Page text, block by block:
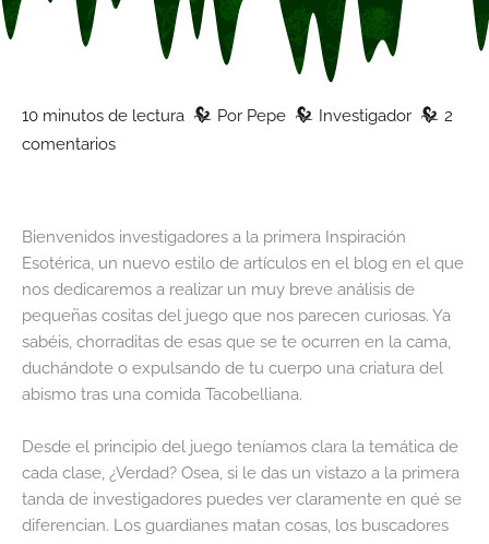
10 minutos de lectura z Por Pepe z Investigador z 2
comentarios
Bienvenidos investigadores a la primera Inspiración
Esotérica, un nuevo estilo de artículos en el blog en el que
nos dedicaremos a realizar un muy breve análisis de
pequeñas cositas del juego que nos parecen curiosas. Ya
sabéis, chorraditas de esas que se te ocurren en la cama,
duchándote o expulsando de tu cuerpo una criatura del
abismo tras una comida Tacobelliana.
Desde el principio del juego teníamos clara la temática de
cada clase, ¿Verdad? Osea, si le das un vistazo a la primera
tanda de investigadores puedes ver claramente en qué se
diferencian. Los guardianes matan cosas, los buscadores